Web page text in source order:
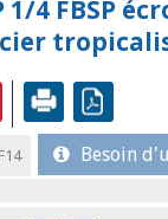
1/4 FBSP
Besoin